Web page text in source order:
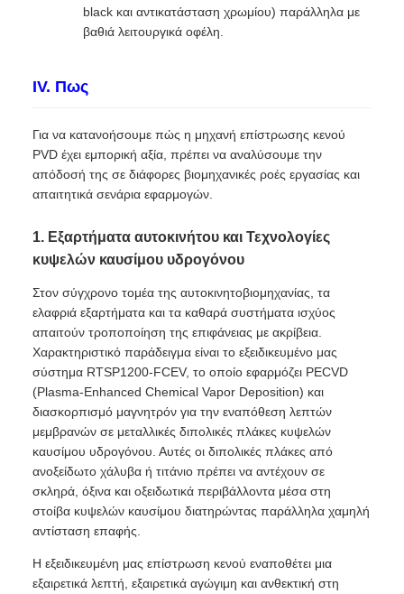
black και αντικατάσταση χρωμίου) παράλληλα με
βαθιά λειτουργικά οφέλη.
IV. Πως
Για να κατανοήσουμε πώς η μηχανή επίστρωσης κενού
PVD έχει εμπορική αξία, πρέπει να αναλύσουμε την
απόδοσή της σε διάφορες βιομηχανικές ροές εργασίας και
απαιτητικά σενάρια εφαρμογών.
1. Εξαρτήματα αυτοκινήτου και Τεχνολογίες
κυψελών καυσίμου υδρογόνου
Στον σύγχρονο τομέα της αυτοκινητοβιομηχανίας, τα
ελαφριά εξαρτήματα και τα καθαρά συστήματα ισχύος
απαιτούν τροποποίηση της επιφάνειας με ακρίβεια.
Χαρακτηριστικό παράδειγμα είναι το εξειδικευμένο μας
σύστημα RTSP1200-FCEV, το οποίο εφαρμόζει PECVD
(Plasma-Enhanced Chemical Vapor Deposition) και
διασκορπισμό μαγνητρόν για την εναπόθεση λεπτών
μεμβρανών σε μεταλλικές διπολικές πλάκες κυψελών
καυσίμου υδρογόνου. Αυτές οι διπολικές πλάκες από
ανοξείδωτο χάλυβα ή τιτάνιο πρέπει να αντέχουν σε
σκληρά, όξινα και οξειδωτικά περιβάλλοντα μέσα στη
στοίβα κυψελών καυσίμου διατηρώντας παράλληλα χαμηλή
αντίσταση επαφής.
Η εξειδικευμένη μας επίστρωση κενού εναποθέτει μια
εξαιρετικά λεπτή, εξαιρετικά αγώγιμη και ανθεκτική στη